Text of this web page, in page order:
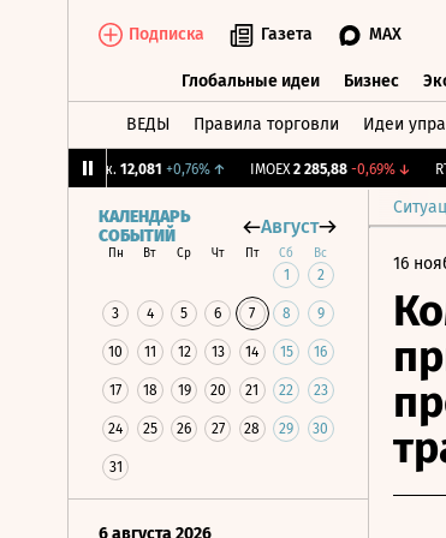
Подписка Газета MAX
Глобальные идеи Бизнес
ВЕДЫ Правила торговли Идеи
12,081 +0,76%↑ IMOEX 2 285,88 -0,69%↓ RTSI
КАЛЕНДАРЬ
СОБЫТИЙ
Август
Пн Вт Ср Чт Пт Сб Вс
1 2
3 4 5 6 7 8 9
10 11 12 13 14 15 16
17 18 19 20 21 22 23
24 25 26 27 28 29 30
31
6 августа 2026
16